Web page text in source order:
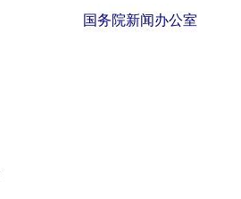
国务院新闻办公室